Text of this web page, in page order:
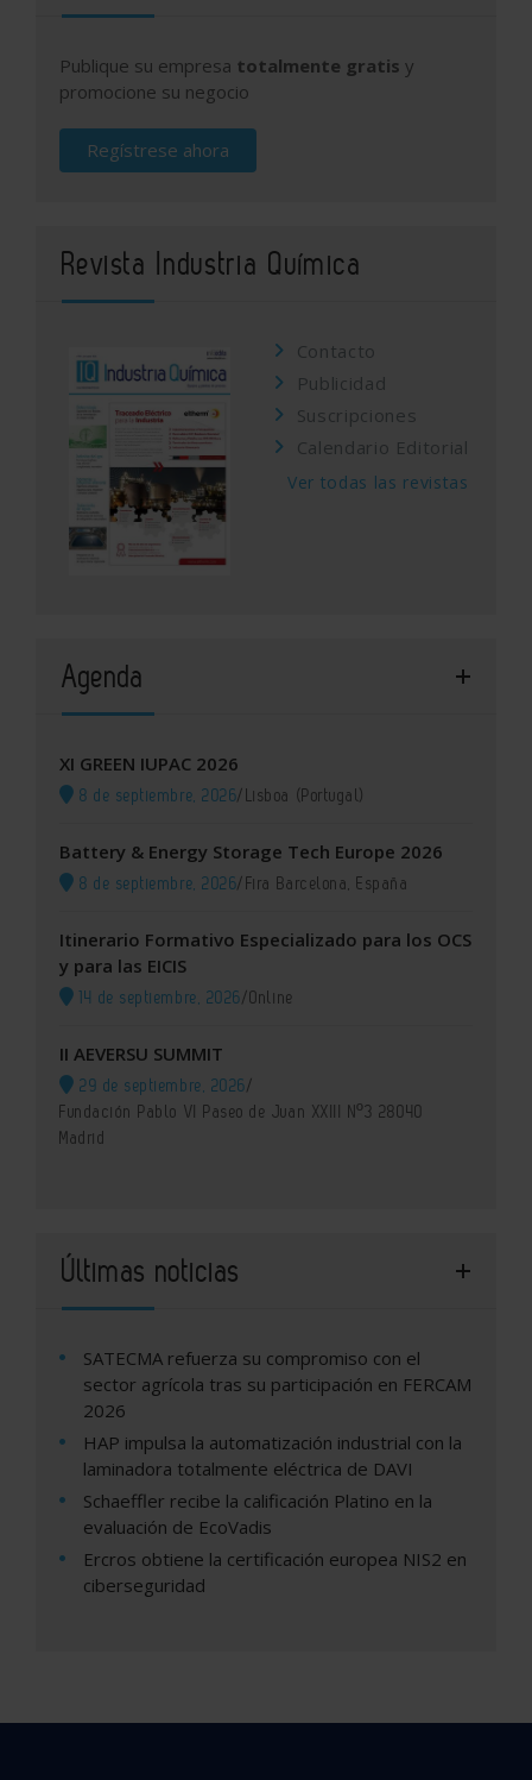
Publique su empresa totalmente gratis y
promocione su negocio
Regístrese ahora
Revista Industria Química
Contacto
Publicidad
Suscripciones
Calendario Editorial
Ver todas las revistas
Agenda
XI GREEN IUPAC 2026
8 de septiembre, 2026/Lisboa (Portugal)
Battery & Energy Storage Tech Europe 2026
8 de septiembre, 2026/Fira Barcelona, España
Itinerario Formativo Especializado para los OCS
y para las EICIS
14 de septiembre, 2026/Online
II AEVERSU SUMMIT
29 de septiembre, 2026/
Fundación Pablo VI Paseo de Juan XXIII Nº3 28040
Madrid
Últimas noticias
SATECMA refuerza su compromiso con el
sector agrícola tras su participación en FERCAM
2026
HAP impulsa la automatización industrial con la
laminadora totalmente eléctrica de DAVI
Schaeffler recibe la calificación Platino en la
evaluación de EcoVadis
Ercros obtiene la certificación europea NIS2 en
ciberseguridad